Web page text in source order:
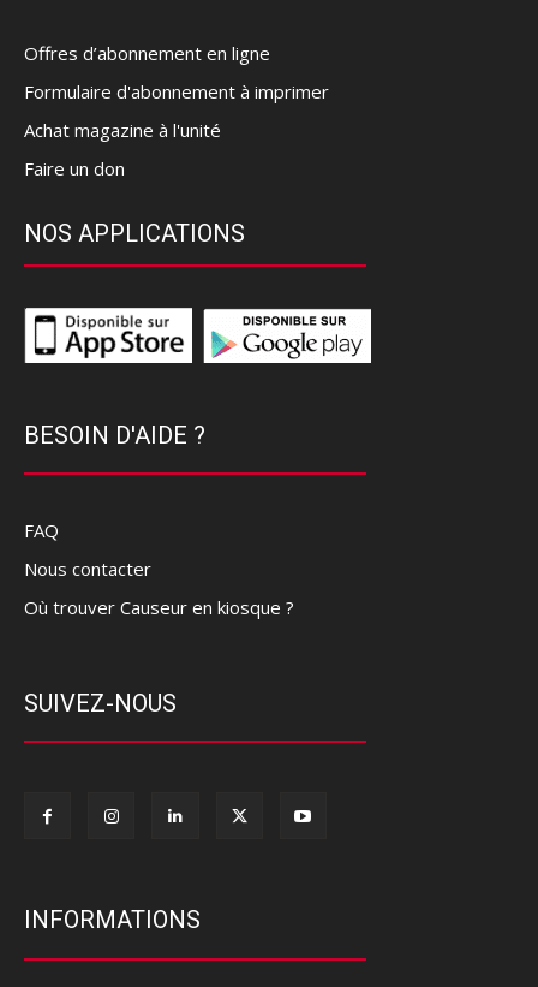
Offres d’abonnement en ligne
Formulaire d'abonnement à imprimer
Achat magazine à l'unité
Faire un don
NOS APPLICATIONS
BESOIN D'AIDE ?
FAQ
Nous contacter
Où trouver Causeur en kiosque ?
SUIVEZ-NOUS
INFORMATIONS